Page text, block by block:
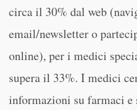
circa il 30% dal web
email/newsletter o
online), per i medici
supera il 33%. I medici
informazioni su farmaci